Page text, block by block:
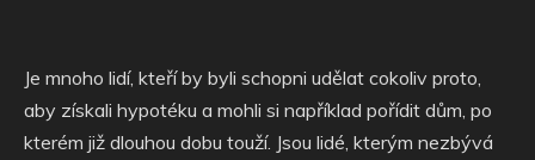
Je mnoho lidí, kteří by byli schopni udělat cokoliv proto,
aby získali hypotéku a mohli si například pořídit dům, po
kterém již dlouhou dobu touží. Jsou lidé, kterým nezbývá